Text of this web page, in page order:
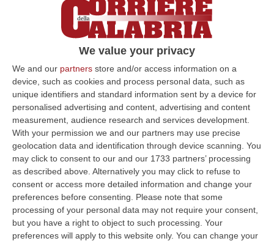
We value your privacy
We and our partners store and/or access information on a
device, such as cookies and process personal data, such as
unique identifiers and standard information sent by a device for
personalised advertising and content, advertising and content
measurement, audience research and services development.
With your permission we and our partners may use precise
geolocation data and identification through device scanning. You
may click to consent to our and our 1733 partners’ processing
as described above. Alternatively you may click to refuse to
consent or access more detailed information and change your
preferences before consenting.
Please note that some
processing of your personal data may not require your consent,
but you have a right to object to such processing. Your
preferences will apply to this website only. You can change your
Serie B, il programma delle ultime
giornate. Tre partite in 9 giorni
Il primo maggio il Catanzaro affronterà in
trasferta la Juve Stabia alle 12.30, mentre il
Cosenza ospiterà il Bari alle 15
Pubblicato il: 01/04/25 – 13:40